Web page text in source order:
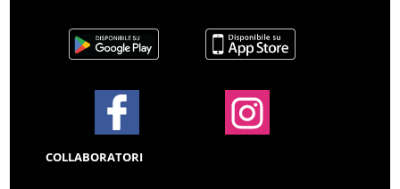
COLLABORATORI